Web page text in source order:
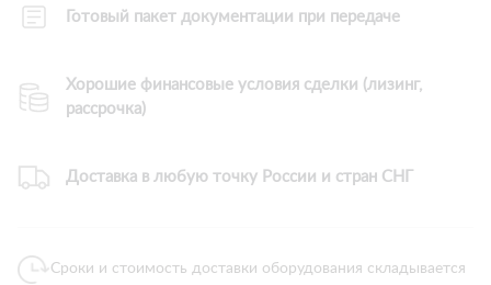
Готовый пакет документации при передаче
Хорошие финансовые условия сделки (лизинг,
рассрочка)
Доставка в любую точку России и стран СНГ
Сроки и стоимость доставки оборудования складывается